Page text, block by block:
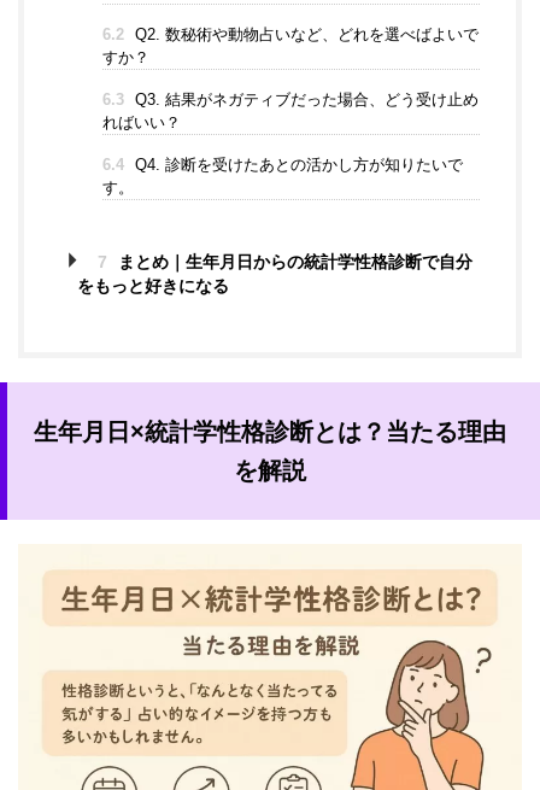
6.2
Q2. 数秘術や動物占いなど、どれを選べばよいで
すか？
6.3
Q3. 結果がネガティブだった場合、どう受け止め
ればいい？
6.4
Q4. 診断を受けたあとの活かし方が知りたいで
す。
7
まとめ｜生年月日からの統計学性格診断で自分
をもっと好きになる
生年月日×統計学性格診断とは？当たる理由
を解説